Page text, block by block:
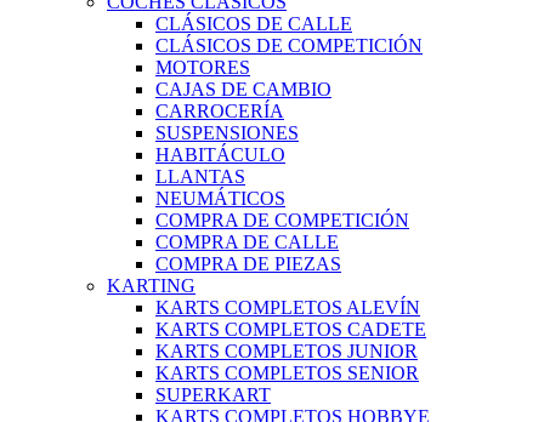
CLÁSICOS DE CALLE
CLÁSICOS DE COMPETICIÓN
MOTORES
CAJAS DE CAMBIO
CARROCERÍA
SUSPENSIONES
HABITÁCULO
LLANTAS
NEUMÁTICOS
COMPRA DE COMPETICIÓN
COMPRA DE CALLE
COMPRA DE PIEZAS
KARTING
KARTS COMPLETOS ALEVÍN
KARTS COMPLETOS CADETE
KARTS COMPLETOS JUNIOR
KARTS COMPLETOS SENIOR
SUPERKART
KARTS COMPLETOS HOBBYE